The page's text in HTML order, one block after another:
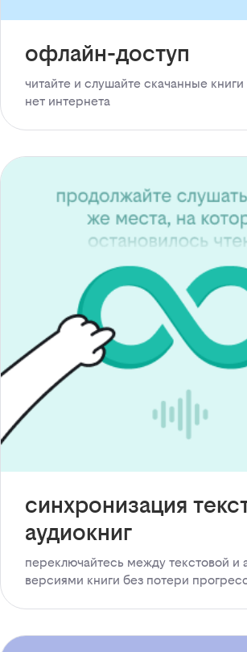
офлайн-доступ
читайте и слушайте скачанные
нет интернета
синхронизация
аудиокниг
переключайтесь между текстовой и
версиями книги без потери